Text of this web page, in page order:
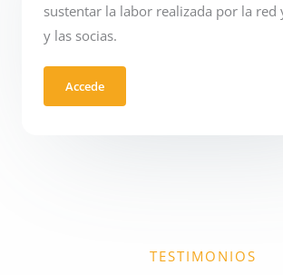
sustentar la labor realizada por la red
y las socias.
Accede
TESTIMONIOS